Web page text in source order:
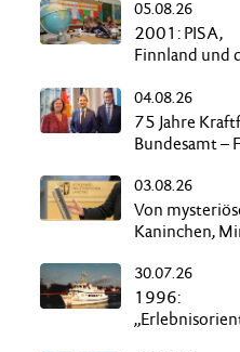
05.08.26
2001: PISA,
Finnland und
Deppendorf“
04.08.26
75 Jahre
Bundesamt –
03.08.26
Von
Kaninchen,
Kassen
30.07.26
1996: